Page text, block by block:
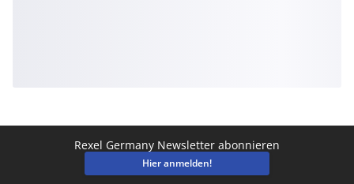
Rexel Germany Newsletter abonnieren
Hier anmelden!